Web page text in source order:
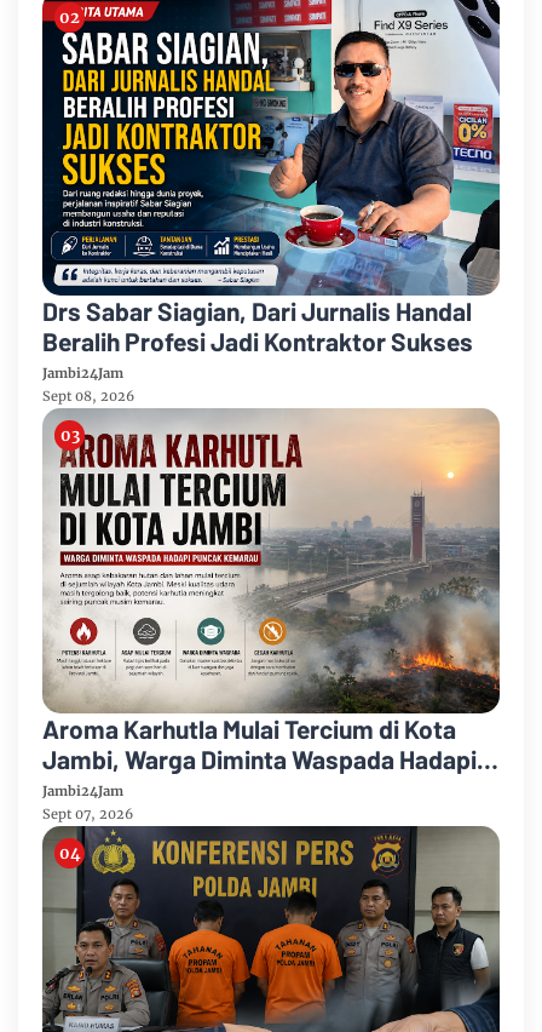
Drs Sabar Siagian, Dari Jurnalis Handal
Beralih Profesi Jadi Kontraktor Sukses
Jambi24Jam
Sept 08, 2026
Aroma Karhutla Mulai Tercium di Kota
Jambi, Warga Diminta Waspada Hadapi
Puncak Kemarau
Jambi24Jam
Sept 07, 2026